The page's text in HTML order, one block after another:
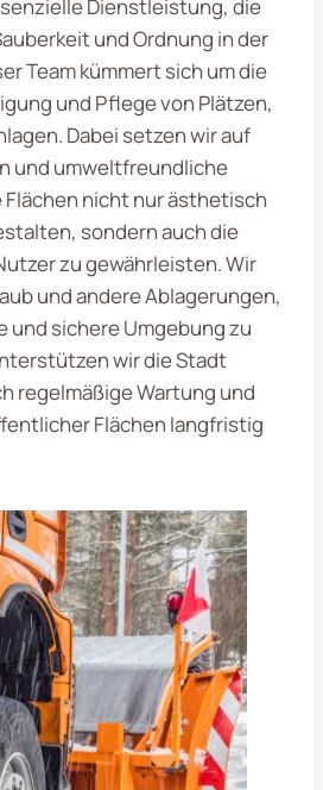
Dienstleistung, die
und Ordnung in der
Team kümmert sich um die
und Pflege von Plätzen,
Dabei setzen wir auf
und umweltfreundliche
Flächen nicht nur ästhetisch
sondern auch die
zu gewährleisten. Wir
und andere Ablagerungen,
und sichere Umgebung zu
wir die Stadt
regelmäßige Wartung und
Flächen langfristig